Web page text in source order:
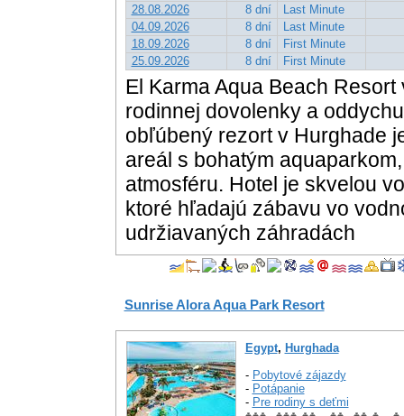
28.08.2026
8 dní
Last Minute
04.09.2026
8 dní
Last Minute
18.09.2026
8 dní
First Minute
25.09.2026
8 dní First Minute
El Karma Aqua Beach
rodinnej dovolenky a
obľúbený rezort v Hurghade
areál s bohatým
atmosféru. Hotel je skvelou
ktoré hľadajú zábavu vo
udržiavaných záhradách
Sunrise Alora Aqua Park Resort
Egypt, Hurghada
- Pobytové zájazdy
- Potápanie
- Pre rodiny s deťmi